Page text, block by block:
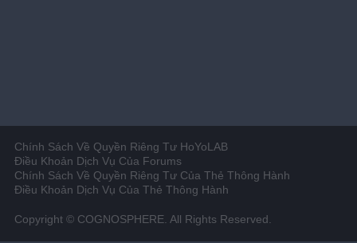
Chính Sách Về Quyền Riêng Tư HoYoLAB
Điều Khoản Dịch Vụ Của Forums
Chính Sách Về Quyền Riêng Tư Của Thẻ Thông Hành
Điều Khoản Dịch Vụ Của Thẻ Thông Hành
Copyright © COGNOSPHERE. All Rights Reserved.